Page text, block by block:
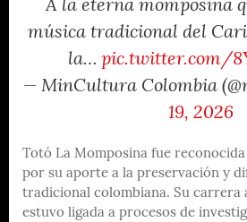
A la eterna momposina
música tradicional del
la… pic.twitter.com/
— MinCultura Colombia
19, 2026
Totó La Momposina fue
por su aporte a la preservación y
tradicional colombiana. Su carrera
estuvo ligada a procesos de